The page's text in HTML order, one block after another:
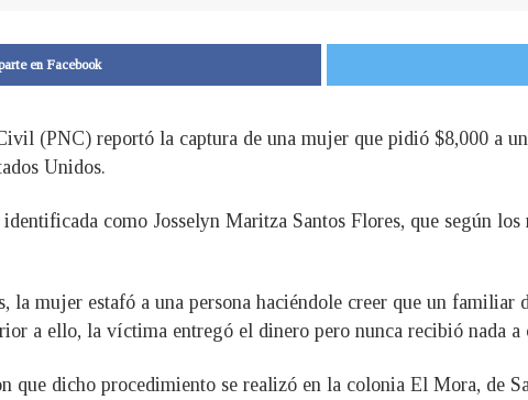
en Facebook
(PNC) reportó la captura de una mujer que pidió $8,000 a
Unidos.
como Josselyn Maritza Santos Flores, que según
la mujer estafó a una persona haciéndole creer que un familiar
a ello, la víctima entregó el dinero pero nunca recibió nada a
que dicho procedimiento se realizó en la colonia El Mora, de